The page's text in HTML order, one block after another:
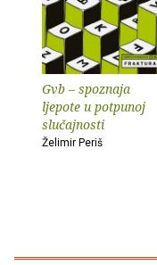
Gvb – spoznaja
ljepote u potpunoj
slučajnosti
Želimir Periš